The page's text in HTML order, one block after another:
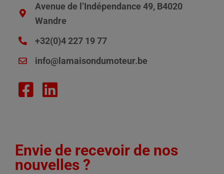
Avenue de l’Indépendance 49, B4020
Wandre
+32(0)4 227 19 77
info@lamaisondumoteur.be
Envie de recevoir de nos
nouvelles ?